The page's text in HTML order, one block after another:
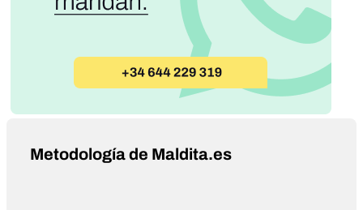
Metodología de Maldita.es